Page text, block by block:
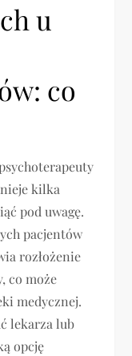
u
co
kilka
pod uwagę.
pacjentów
rozłożenie
co może
medycznej.
lekarza lub
opcję